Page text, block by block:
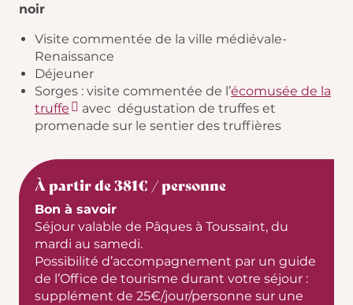
noir
Visite commentée de la ville médiévale-
Renaissance
Déjeuner
Sorges : visite commentée de l’écomusée de la
truffe
avec dégustation de truffes et
promenade sur le sentier des truffières
À partir de 381€ / personne
Bon à savoir
Séjour valable de Pâques à Toussaint, du
mardi au samedi.
Possibilité d’accompagnement par un guide
de l’Office de tourisme durant votre séjour :
supplément de 25€/jour/personne sur une